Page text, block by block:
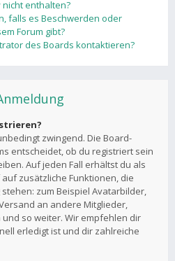
nicht enthalten?
falls es Beschwerden oder
Forum gibt?
des Boards kontaktieren?
zwingend. Die Board-
entscheidet, ob du registriert sein
Auf jeden Fall erhältst du als
zusätzliche Funktionen, die
zum Beispiel Avatarbilder,
an andere Mitglieder,
so weiter. Wir empfehlen dir
erledigt ist und dir zahlreiche